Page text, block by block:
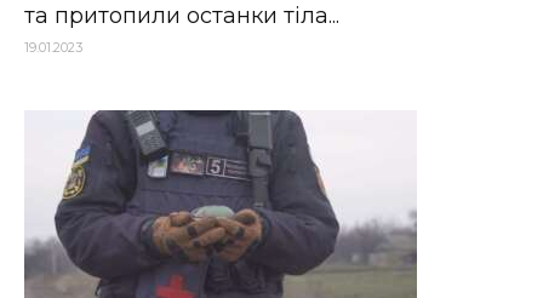
та притопили останки тіла...
19.01.2023